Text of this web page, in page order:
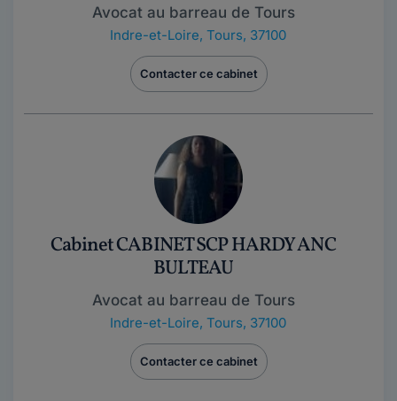
Avocat au barreau de Tours
Indre-et-Loire, Tours, 37100
Contacter ce cabinet
Cabinet CABINET SCP HARDY ANC
BULTEAU
Avocat au barreau de Tours
Indre-et-Loire, Tours, 37100
Contacter ce cabinet